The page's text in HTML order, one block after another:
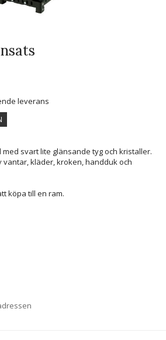
leverans
svart lite glänsande tyg och kristaller.
kläder, kroken, handduk och
köpa till en ram.